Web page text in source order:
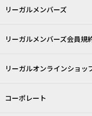
リーガルメンバーズ
リーガルメンバーズ会員規
リーガルオンラインショッ
コーポレート